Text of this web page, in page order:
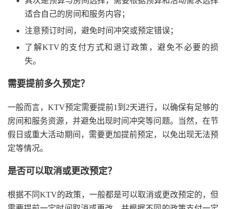
适合自己的房间和服务内容；
注意预订时间，避免时间冲突或预定错误；
了解KTV的支付方式和退订政策，避免不必要的损
失。
需要提前多久预定？
一般而言，KTV预定需要提前1到2天进行，以确保有足够的
房间和服务资源，并避免出现时间冲突等问题。当然，在节
假日或重大活动期间，需要更加提前预定，以免出现无法预
定等情况。
是否可以取消或更改预定？
根据不同KTV的政策，一般都是可以取消或更改预定的，但